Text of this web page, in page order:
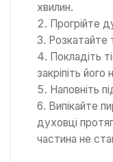
хвилин.
Прогрійте
Розкатайте
Покладіть
закріпіть його
Наповніть
Випікайте
духовці
частина не